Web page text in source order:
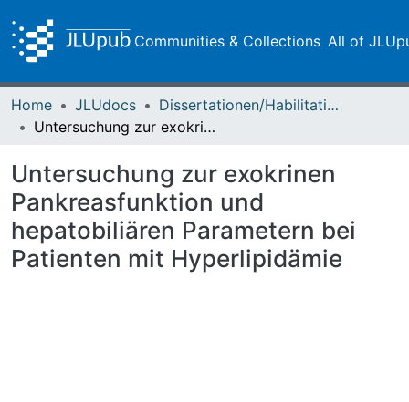
Communities & Collections All of
Home JLUdocs
Dissertationen/Habilitationen
Untersuchung zur exokrinen Pankreasfunktion und hepatobiliären Parametern bei Patienten mit Hyperlipidämie
Untersuchung zur exokrinen
Pankreasfunktion und
hepatobiliären Parametern bei
Patienten mit Hyperlipidämie